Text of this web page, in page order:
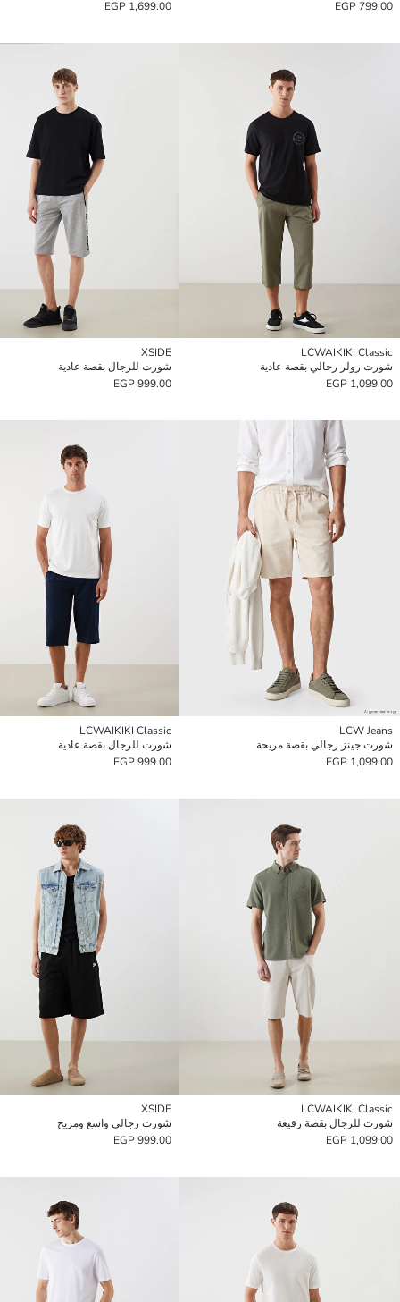
799.00 EGP
1,699.00 EGP
LCWAIKIKI Classic
شورت رولر رجالي بقصة عادية
1,099.00 EGP
XSIDE
شورت للرجال بقصة عادية
999.00 EGP
LCW Jeans
شورت جينز رجالي بقصة مريحة
1,099.00 EGP
LCWAIKIKI Classic
شورت للرجال بقصة عادية
999.00 EGP
LCWAIKIKI Classic
شورت للرجال بقصة رفيعة
1,099.00 EGP
XSIDE
شورت رجالي واسع ومريح
999.00 EGP